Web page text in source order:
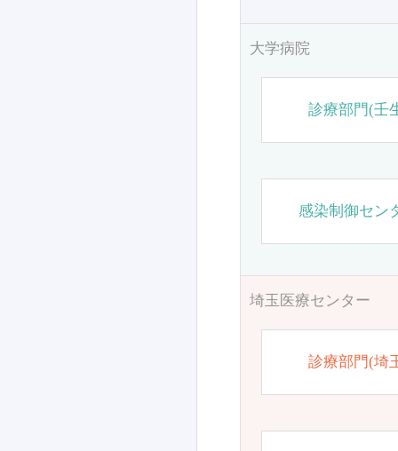
大学病院
診療部門(壬
感染制御セン
埼玉医療センター
診療部門(埼